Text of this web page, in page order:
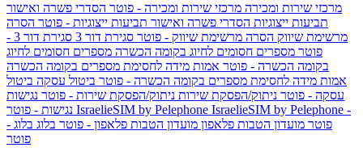
מרכזי שירות ומכירה מרכזי שירות ומכירה - פוטר הסדרי פשרה ואישור
תביעות ייצוגיות הסדרי פשרה ואישור תביעות ייצוגיות - פוטר הסרה
מרשימת שיווק הסרה מרשימת שיווק - פוטר סגירת דור 3
סגירת דור 3 -
פוטר מספרים חסומים לחיוג בקומה הכשרה מספרים חסומים לחיוג
בקומה הכשרה - פוטר אמות מידה לחסימת מספרים בקומה הכשרה
אמות מידה לחסימת מספרים בקומה הכשרה - פוטר ביטול עסקה ביטול
עסקה - פוטר ניתוק/הפסקת שירות ניתוק/הפסקת שירות - פוטר נגישות
IsraelieSIM by Pelephone IsraelieSIM by Pelephone -
פוטר מועדון הטבות פלאפון מועדון הטבות פלאפון - פוטר בלוג בלוג -
פוטר